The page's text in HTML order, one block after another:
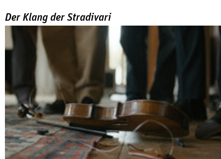
Der Klang der Stradivari